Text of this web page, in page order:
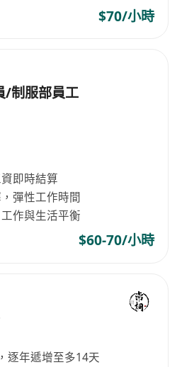
$70/小時
/制服部員工
即時結算
彈性工作時間
作與生活平衡
$60-70/小時
逐年遞增至多14天